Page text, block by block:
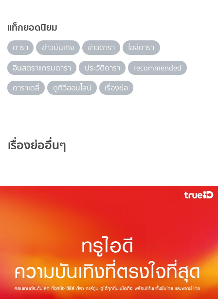
แท็กยอดนิยม
ดารา ข่าวบันเทิง ข่าวดารา
ไอจีดารา
อินสตราแกรมดารา
ประวัติดารา
recommended
ดาราเดลี่
ดูทีวีออนไลน์ เรื่องย่อ
เรื่องย่ออื่นๆ